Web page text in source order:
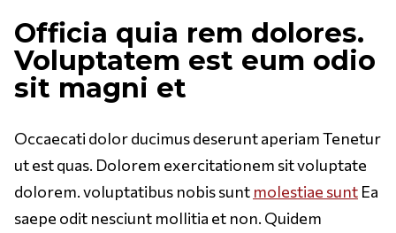
Officia quia rem dolores.
Voluptatem est eum odio
sit magni et
Occaecati dolor ducimus deserunt aperiam Tenetur
ut est quas. Dolorem exercitationem sit voluptate
dolorem. voluptatibus nobis sunt molestiae sunt Ea
saepe odit nesciunt mollitia et non. Quidem